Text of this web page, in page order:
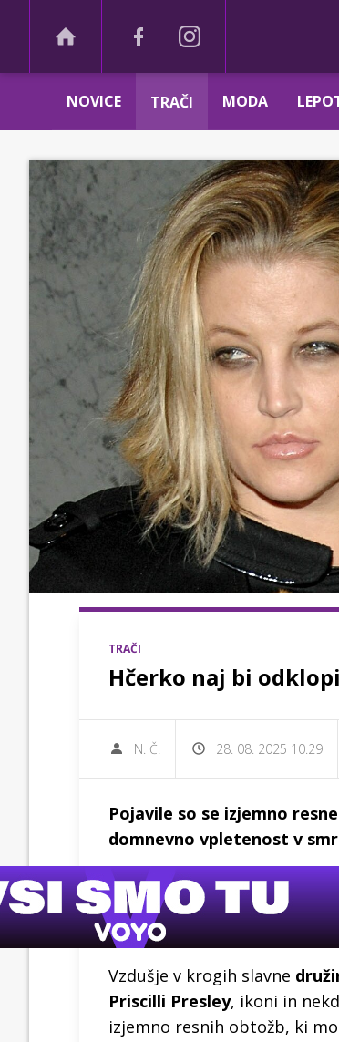
NOVICE TRAČI MODA
TRAČI
Hčerko naj bi
N. Č. 28. 08. 2025 10.29
Pojavile so se izjemno
domnevno vpletenost v
Vzdušje v krogih slavne
Priscilli Presley, ikoni in
izjemno resnih obtožb, ki